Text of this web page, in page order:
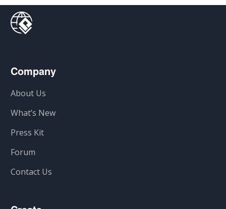
Company
About Us
What’s New
Press Kit
Forum
Contact Us